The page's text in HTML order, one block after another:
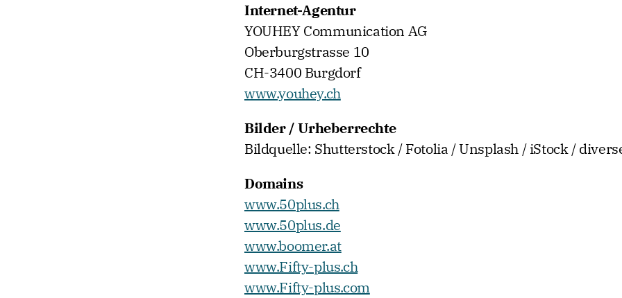
Internet-Agentur
YOUHEY Communication AG
Oberburgstrasse 10
CH-3400 Burgdorf
www.youhey.ch
Bilder / Urheberrechte
Bildquelle: Shutterstock / Fotolia / Unsplash / iStock /
Domains
www.50plus.ch
www.50plus.de
www.boomer.at
www.Fifty-plus.ch
www.Fifty-plus.com